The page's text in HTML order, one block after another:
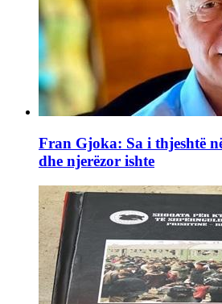
Fran Gjoka: Sa i thjeshtë
dhe njerëzor ishte